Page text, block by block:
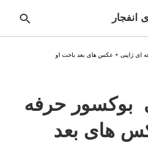
انفجار
ای ژاپنی + عکس های بعد باخت او
بوکسور حرفه
های بعد